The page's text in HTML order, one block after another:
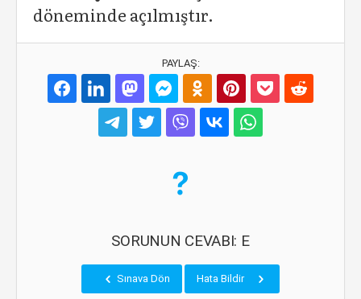
döneminde açılmıştır.
PAYLAŞ:
SORUNUN CEVABI: E
Sınava Dön Hata Bildir